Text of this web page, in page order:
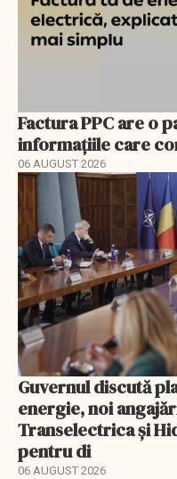
Factura PPC are o
informațiile care
06 AUGUST 2026
Guvernul discută
energie, noi
Transelectrica și
pentru di
06 AUGUST 2026